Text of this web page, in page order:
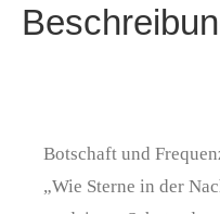
Botschaft und
„Wie Sterne in der